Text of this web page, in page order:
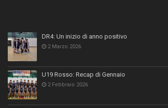
DR4: Un inizio di anno positivo
2 Marzo 2026
U19 Rosso: Recap di Gennaio
2 Febbraio 2026